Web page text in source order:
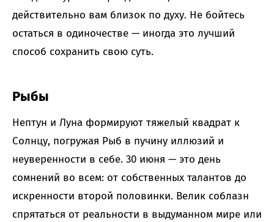
действительно вам близок по духу. Не бойтесь
остаться в одиночестве — иногда это лучший
способ сохранить свою суть.
Рыбы
Нептун и Луна формируют тяжелый квадрат к
Солнцу, погружая Рыб в пучину иллюзий и
неуверенности в себе. 30 июня — это день
сомнений во всем: от собственных талантов до
искренности второй половинки. Велик соблазн
спрятаться от реальности в выдуманном мире или